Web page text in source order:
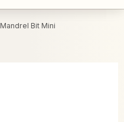
Mandrel Bit Mini